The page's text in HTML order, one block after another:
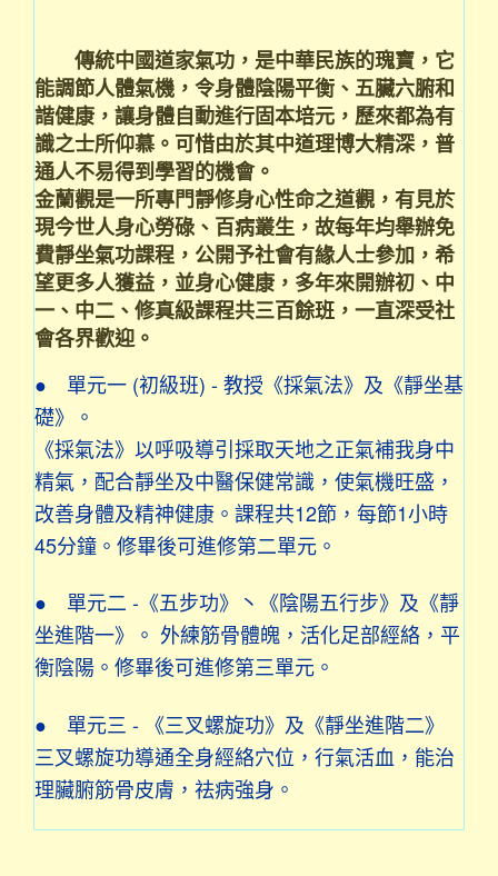
傳統中國道家氣功，是中華民族的瑰寶，它
能調節人體氣機，令身體陰陽平衡、五臟六腑和
諧健康，讓身體自動進行固本培元，歷來都為有
識之士所仰慕。可惜由於其中道理博大精深，普
通人不易得到學習的機會。
金蘭觀是一所專門靜修身心性命之道觀，有見於
現今世人身心勞碌、百病叢生，故每年均舉辦免
費靜坐氣功課程，公開予社會有緣人士參加，希
望更多人獲益，並身心健康，多年來開辦初、中
一、中二、修真級課程共三百餘班，一直深受社
會各界歡迎。
● 單元一 (初級班) -教授《採氣法》及《靜坐基
礎》。
《採氣法》以呼吸導引採取天地之正氣補我身中
精氣，配合靜坐及中醫保健常識，使氣機旺盛，
改善身體及精神健康。課程共12節，每節1小時
45分鐘。修畢後可進修第二單元。
● 單元二 -《五步功》丶《陰陽五行步》及《靜
坐進階一》。 外練筋骨體魄，活化足部經絡，平
衡陰陽。修畢後可進修第三單元。
● 單元三 - 《三叉螺旋功》及《靜坐進階二》
三叉螺旋功導通全身經絡穴位，行氣活血，能治
理臟腑筋骨皮膚，祛病強身。